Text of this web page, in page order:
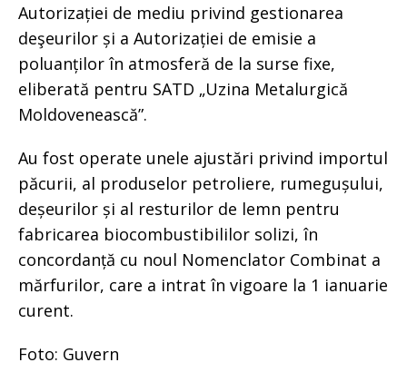
Autorizației de mediu privind gestionarea
deşeurilor și a Autorizației de emisie a
poluanților în atmosferă de la surse fixe,
eliberată pentru SATD „Uzina Metalurgică
Moldovenească”.
Au fost operate unele ajustări privind importul
păcurii, al produselor petroliere, rumegușului,
deșeurilor și al resturilor de lemn pentru
fabricarea biocombustibililor solizi, în
concordanță cu noul Nomenclator Combinat a
mărfurilor, care a intrat în vigoare la 1 ianuarie
curent.
Foto: Guvern